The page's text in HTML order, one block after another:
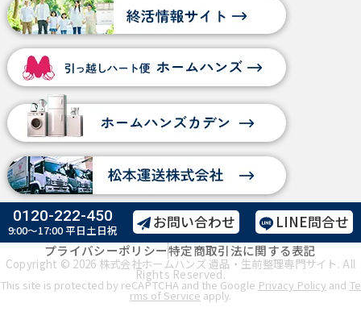
0120-222-450
9:00～17:00平日土日祝 お問い合わせ LINE問合せ
プライバシーポリシー特定商取引法に関する表記
Copyright © 2026 株式会社ホームハンズ 遺品・生前整理専門サイト. All
Rights Reserved.
This site is protected by reCAPTCHA and the Google Privacy Policy and Te
rms of Service apply.